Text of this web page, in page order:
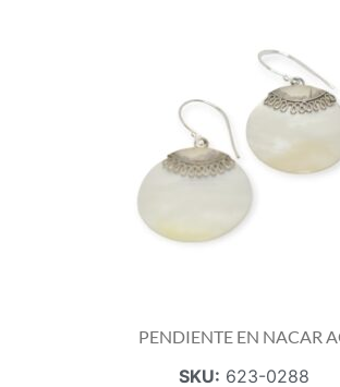
PENDIENTE EN NACAR
SKU: 623-0288